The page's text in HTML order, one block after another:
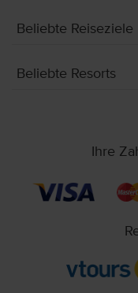
Beliebte Reiseziele
Beliebte Resorts
Ihre